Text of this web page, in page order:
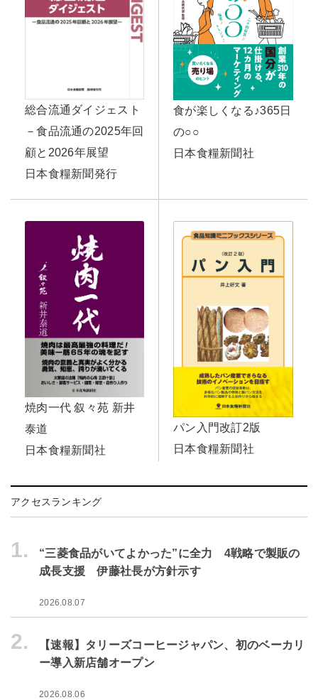
総合流通ダイジェスト
－食品流通の2025年回
顧と2026年展望
日本食糧新聞発行
食が楽しくなる♪365日
の○○
日本食糧新聞社
焼肉一代 叙々苑 新井
泰道
日本食糧新聞社
パン入門改訂2版
日本食糧新聞社
アクセスランキング
1.
“三菱食品がいてよかった”に全力 4戦略で製販の
成長支援 伊藤社長が方針示す
2026.08.07
2.
【速報】タリーズコーヒージャパン、初のベーカリ
ー導入新店舗オープン
2026.08.06